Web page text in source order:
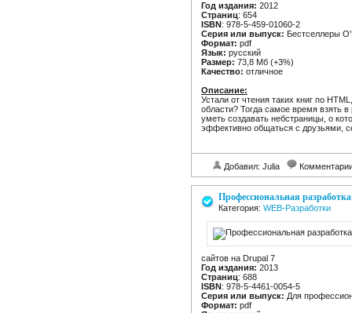
Год издания: 2012
Страниц: 654
ISBN: 978-5-459-01060-2
Серия или выпуск: Бестселлеры
Формат: pdf
Язык: русский
Размер: 73,8 Мб (+3%)
Качество: отличное
Описание:
Устали от чтения таких книг по
области? Тогда самое время взять
уметь создавать небстраницы, о
эффективно общаться с друзьями,
Добавил: Julia
Профессиональная
Категория: WEB-Разработки
сайтов на Drupal 7
Год издания: 2013
Страниц: 688
ISBN: 978-5-4461-0054-5
Серия или выпуск: Для
Формат: pdf